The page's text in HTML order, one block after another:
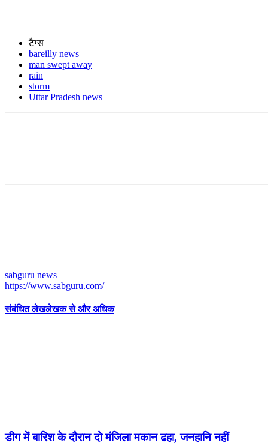
टैग्स
bareilly news
man swept away
rain
storm
Uttar Pradesh news
sabguru news
https://www.sabguru.com/
संबंधित लेखलेखक से और अधिक
डीग में बारिश के दौरान दो मंजिला मकान ढहा, जनहानि नहीं